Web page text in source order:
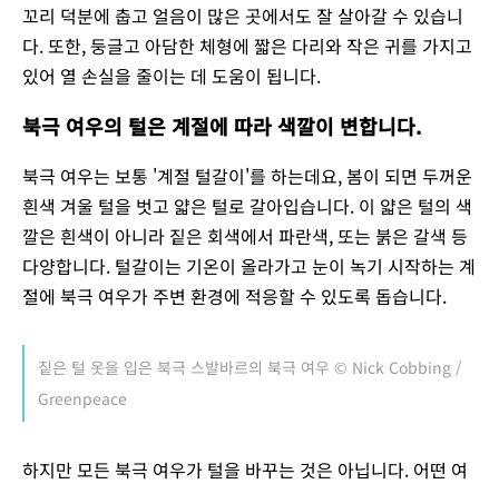
꼬리 덕분에 춥고 얼음이 많은 곳에서도 잘 살아갈 수 있습니
다. 또한, 둥글고 아담한 체형에 짧은 다리와 작은 귀를 가지고
있어 열 손실을 줄이는 데 도움이 됩니다.
북극 여우의 털은 계절에 따라 색깔이 변합니다.
북극 여우는 보통 '계절 털갈이'를 하는데요, 봄이 되면 두꺼운
흰색 겨울 털을 벗고 얇은 털로 갈아입습니다. 이 얇은 털의 색
깔은 흰색이 아니라 짙은 회색에서 파란색, 또는 붉은 갈색 등
다양합니다. 털갈이는 기온이 올라가고 눈이 녹기 시작하는 계
절에 북극 여우가 주변 환경에 적응할 수 있도록 돕습니다.
짙은 털 옷을 입은 북극 스발바르의 북극 여우 © Nick Cobbing /
Greenpeace
하지만 모든 북극 여우가 털을 바꾸는 것은 아닙니다. 어떤 여